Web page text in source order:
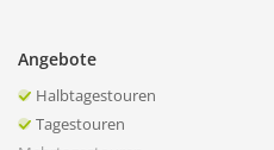
Angebote
Halbtagestouren
Tagestouren